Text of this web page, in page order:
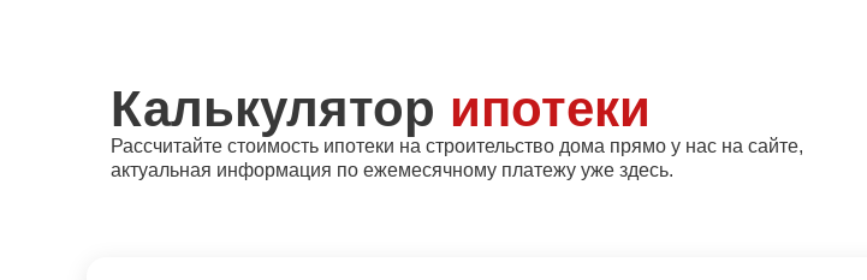
Калькулятор ипотеки
Рассчитайте стоимость ипотеки на строительство дома прямо у нас на сайте,
актуальная информация по ежемесячному платежу уже здесь.